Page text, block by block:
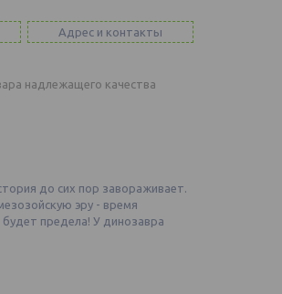
Адрес и контакты
надлежащего качества
до сих пор завораживает.
эру - время
предела! У динозавра